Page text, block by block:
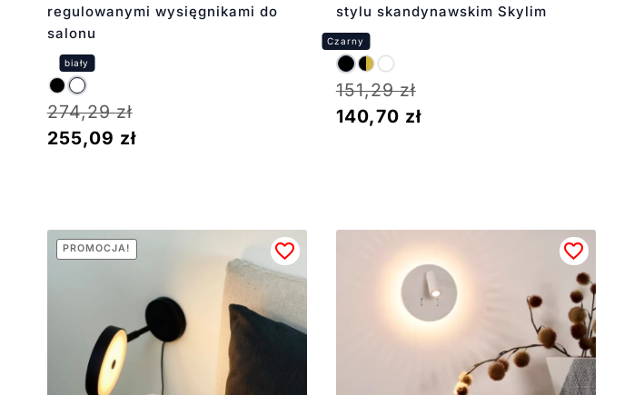
regulowanymi wysięgnikami do
salonu
274,29zł
255,09 zł
stylu skandynawskim Skylim
151,29zł
140,70 zł
PROMOCJA!